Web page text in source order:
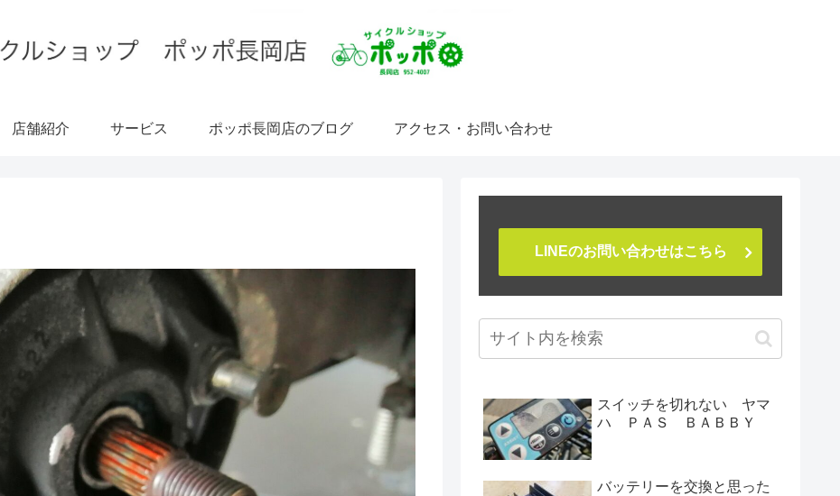
店舗紹介 サービス ポッポ長岡店のブログ アクセス・お問い合わせ
LINEのお問い合わせはこちら
スイッチを切れない ヤマ
ハ ＰＡＳ ＢＡＢＢＹ
バッテリーを交換と思った